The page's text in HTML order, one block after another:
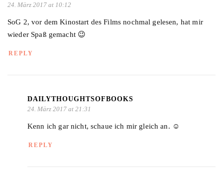
24. März 2017 at 10:12
SoG 2, vor dem Kinostart des Films nochmal gelesen, hat mir
wieder Spaß gemacht 😉
REPLY
DAILYTHOUGHTSOFBOOKS
24. März 2017 at 21:31
Kenn ich gar nicht, schaue ich mir gleich an. ☺️
REPLY